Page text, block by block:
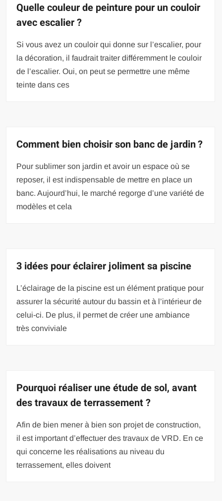
Quelle couleur de peinture pour un couloir
avec escalier ?
Si vous avez un couloir qui donne sur l’escalier, pour
la décoration, il faudrait traiter différemment le couloir
de l’escalier. Oui, on peut se permettre une même
teinte dans ces
Comment bien choisir son banc de jardin ?
Pour sublimer son jardin et avoir un espace où se
reposer, il est indispensable de mettre en place un
banc. Aujourd’hui, le marché regorge d’une variété de
modèles et cela
3 idées pour éclairer joliment sa piscine
L’éclairage de la piscine est un élément pratique pour
assurer la sécurité autour du bassin et à l’intérieur de
celui-ci. De plus, il permet de créer une ambiance
très conviviale
Pourquoi réaliser une étude de sol, avant
des travaux de terrassement ?
Afin de bien mener à bien son projet de construction,
il est important d’effectuer des travaux de VRD. En ce
qui concerne les réalisations au niveau du
terrassement, elles doivent